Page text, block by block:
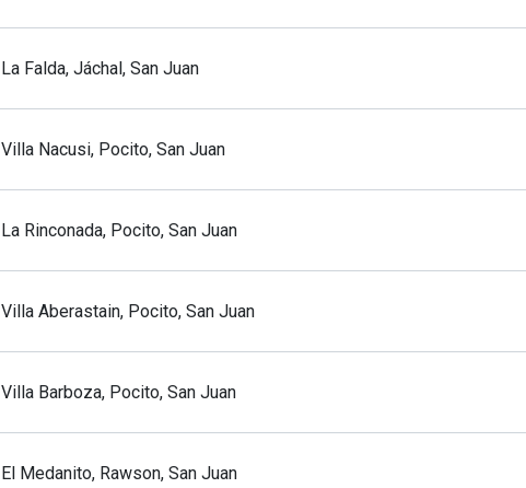
La Falda, Jáchal, San Juan
Villa Nacusi, Pocito, San Juan
La Rinconada, Pocito, San Juan
Villa Aberastain, Pocito, San Juan
Villa Barboza, Pocito, San Juan
El Medanito, Rawson, San Juan